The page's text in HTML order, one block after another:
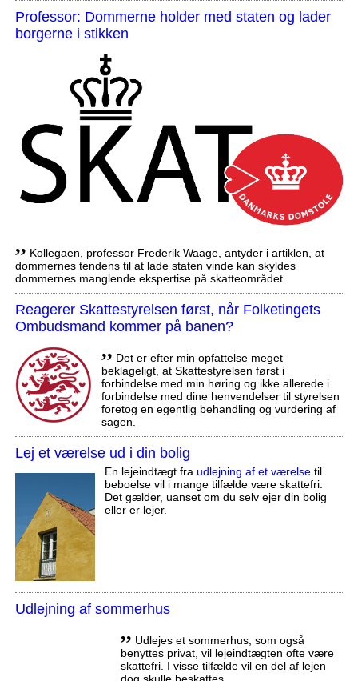
Professor: Dommerne holder med staten og lader
borgerne i stikken
,, Kollegaen, professor Frederik Waage, antyder i artiklen, at
dommernes tendens til at lade staten vinde kan skyldes
dommernes manglende ekspertise på skatteområdet.
Reagerer Skattestyrelsen først, når Folketingets
Ombudsmand kommer på banen?
,, Det er efter min opfattelse meget
beklageligt, at Skattestyrelsen først i
forbindelse med min høring og ikke allerede i
forbindelse med dine henvendelser til styrelsen
foretog en egentlig behandling og vurdering af
sagen.
Lej et værelse ud i din bolig
En lejeindtægt fra udlejning af et værelsetil
beboelse vil i mange tilfælde være skattefri.
Det gælder, uanset om du selv ejer din bolig
eller er lejer.
Udlejning af sommerhus
,, Udlejes et sommerhus, som også
benyttes privat, vil lejeindtægten ofte være
skattefri. I visse tilfælde vil en del af lejen